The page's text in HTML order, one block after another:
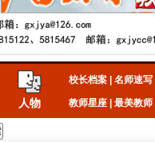
人物
校长档案 名师速写
教师星座 最美教师